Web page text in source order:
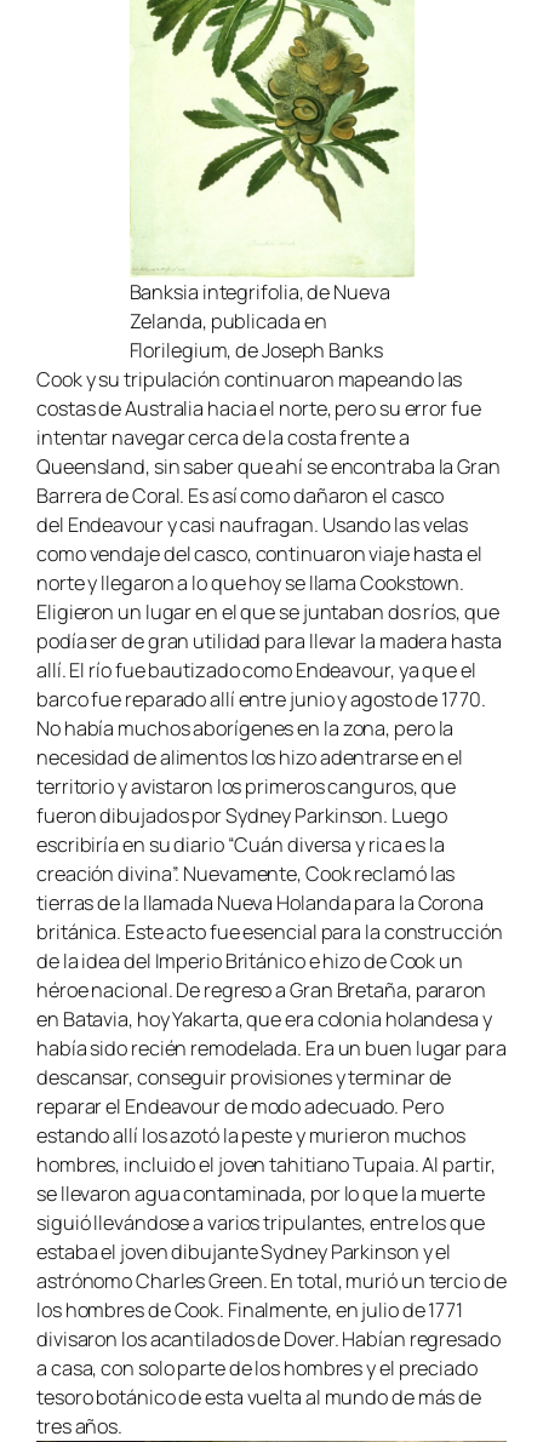
Banksia integrifolia, de Nueva
Zelanda, publicada en
Florilegium, de Joseph Banks
Cook y su tripulación continuaron mapeando las
costas de Australia hacia el norte, pero su error fue
intentar navegar cerca de la costa frente a
Queensland, sin saber que ahí se encontraba la Gran
Barrera de Coral. Es así como dañaron el casco
del Endeavoury casi naufragan. Usando las velas
como vendaje del casco, continuaron viaje hasta el
norte y llegaron a lo que hoy se llama Cookstown.
Eligieron un lugar en el que se juntaban dos ríos, que
podía ser de gran utilidad para llevar la madera hasta
allí. El río fue bautizado como Endeavour, ya que el
barco fue reparado allí entre junio y agosto de 1770.
No había muchos aborígenes en la zona, pero la
necesidad de alimentos los hizo adentrarse en el
territorio y avistaron los primeros canguros, que
fueron dibujados por Sydney Parkinson. Luego
escribiría en su diario “Cuán diversa y rica es la
creación divina”. Nuevamente, Cook reclamó las
tierras de la llamada Nueva Holanda para la Corona
británica. Este acto fue esencial para la construcción
de la idea del Imperio Británico e hizo de Cook un
héroe nacional. De regreso a Gran Bretaña, pararon
en Batavia, hoy Yakarta, que era colonia holandesa y
había sido recién remodelada. Era un buen lugar para
descansar, conseguir provisiones y terminar de
reparar el Endeavourde modo adecuado. Pero
estando allí los azotó la peste y murieron muchos
hombres, incluido el joven tahitiano Tupaia. Al partir,
se llevaron agua contaminada, por lo que la muerte
siguió llevándose a varios tripulantes, entre los que
estaba el joven dibujante Sydney Parkinson y el
astrónomo Charles Green. En total, murió un tercio de
los hombres de Cook. Finalmente, en julio de 1771
divisaron los acantilados de Dover. Habían regresado
a casa, con solo parte de los hombres y el preciado
tesoro botánico de esta vuelta al mundo de más de
tres años.